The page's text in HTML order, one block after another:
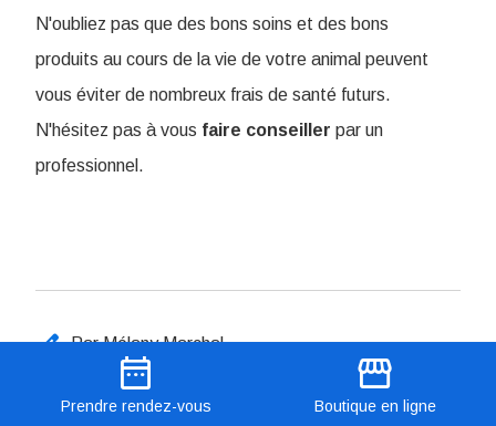
N'oubliez pas que des bons soins et des bons
produits au cours de la vie de votre animal peuvent
vous éviter de nombreux frais de santé futurs.
N'hésitez pas à vous faire conseiller par un
professionnel.
edit Par Mélany Marchal
Partager cet article
date_range
Prendre rendez-vous
storefront
Boutique en ligne